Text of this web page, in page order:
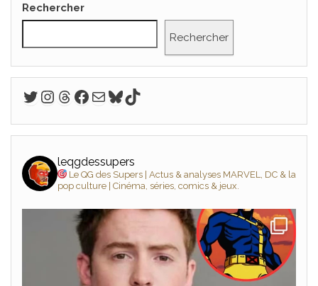
Rechercher
Rechercher
Twitter
Instagram
Threads
Facebook
E-mail
Bluesky
TikTok
leqgdessupers
Le QG des Supers | Actus & analyses MARVEL, DC & la
pop culture | Cinéma, séries, comics & jeux.